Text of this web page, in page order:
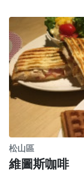
松山區
維圖斯咖啡